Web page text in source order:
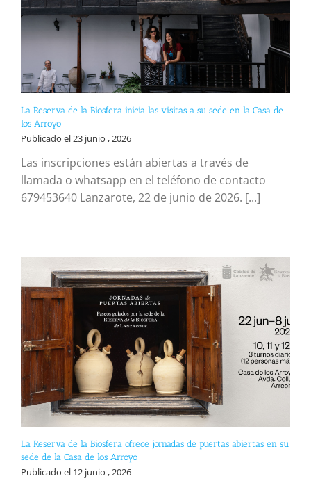
La Reserva de la Biosfera inicia las visitas a su sede en la Casa de
los Arroyo
Publicado el 23 junio , 2026 |
Las inscripciones están abiertas a través de
llamada o whatsapp en el teléfono de contacto
679453640 Lanzarote, 22 de junio de 2026. [...]
La Reserva de la Biosfera ofrece jornadas de puertas abiertas en su
sede de la Casa de los Arroyo
Publicado el 12 junio , 2026 |